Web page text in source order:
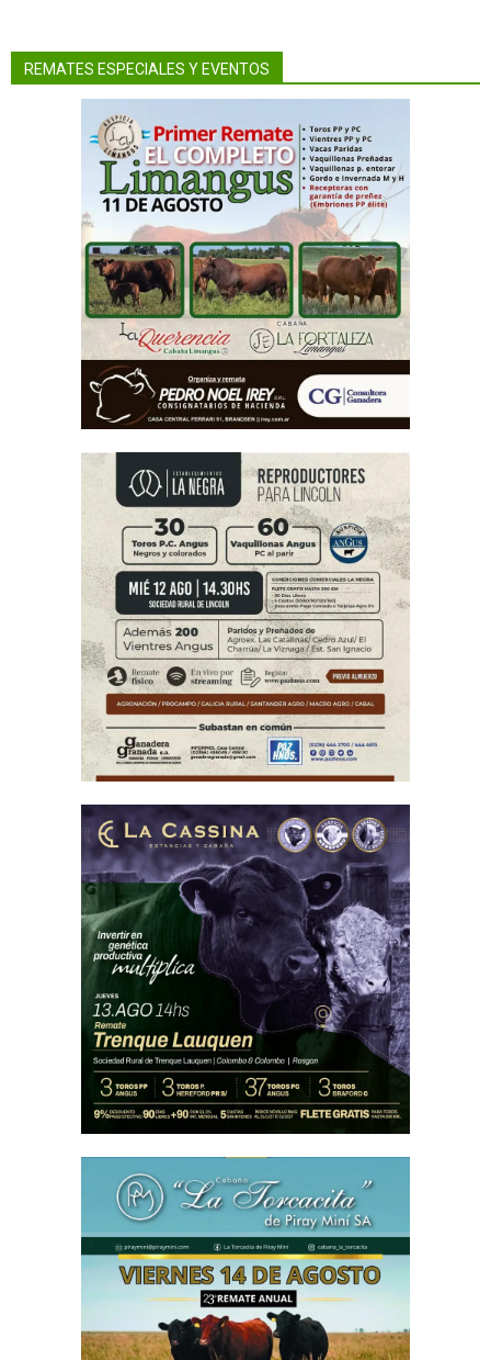
REMATES ESPECIALES Y EVENTOS